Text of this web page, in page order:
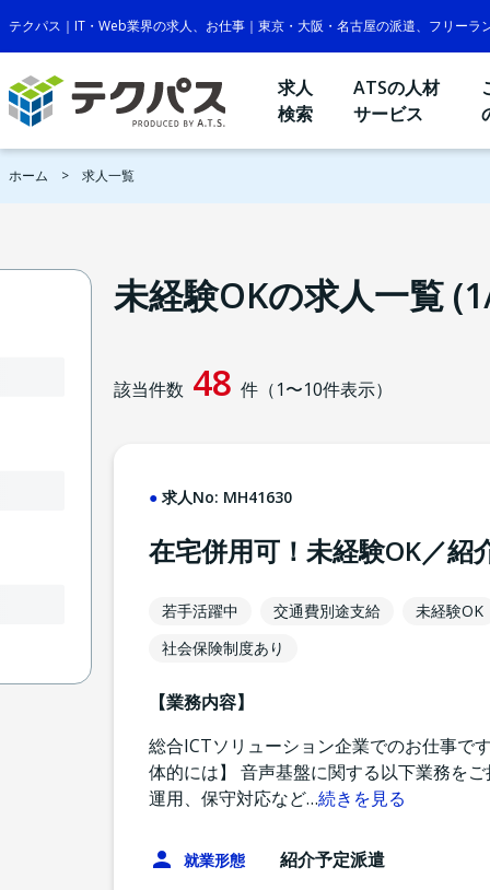
テクパス｜IT・Web業界の求人、お仕事｜東京・大阪・名古屋の派遣、フリーラ
求人
検索
ATSの人材
サービス
ホーム 求人一覧
未経験OKの求人一覧
該当件数 48 件（1〜10件表示）
求人No: MH41630
在宅併用可！未経験OK／紹
若手活躍中 交通費別途支給
未経験OK
社会保険制度あり
【業務内容】
総合ICTソリューション企業でのお仕事で
体的には】 音声基盤に関する以下業務を
運用、保守対応など…続きを見る
就業形態 紹介予定派遣